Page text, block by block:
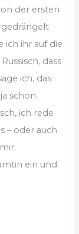
der ersten
ich ihr auf die
dass
ich, das
schon.
ich rede
– oder auch
ein und